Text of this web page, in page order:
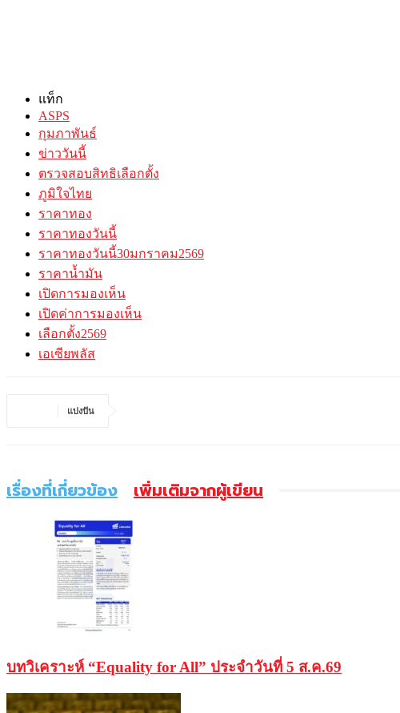
แท็ก
ASPS
กุมภาพันธ์
ข่าววันนี้
ตรวจสอบสิทธิเลือกตั้ง
ภูมิใจไทย
ราคาทอง
ราคาทองวันนี้
ราคาทองวันนี้30มกราคม2569
ราคาน้ำมัน
เปิดการมองเห็น
เปิดค่าการมองเห็น
เลือกตั้ง2569
เอเซียพลัส
แบ่งปัน
เรื่องที่เกี่ยวข้อง เพิ่มเติมจากผู้เขียน
บทวิเคราะห์ “Equality for All” ประจำวันที่ 5 ส.ค.69